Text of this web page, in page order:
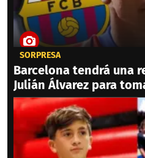
SORPRESA
Barcelona tendrá una
Julián Álvarez para